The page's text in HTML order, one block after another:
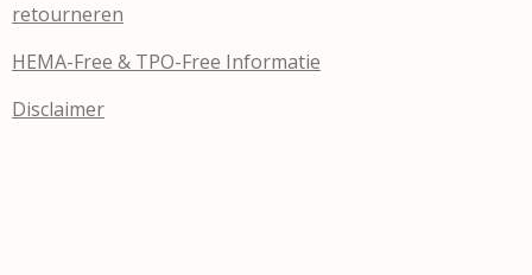
retourneren
HEMA-Free & TPO-Free Informatie
Disclaimer